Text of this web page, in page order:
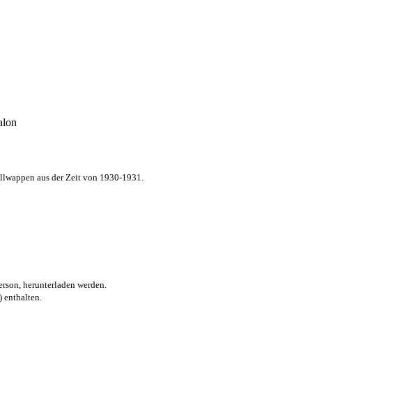
aus der Zeit von 1930-1931.
herunterladen werden.